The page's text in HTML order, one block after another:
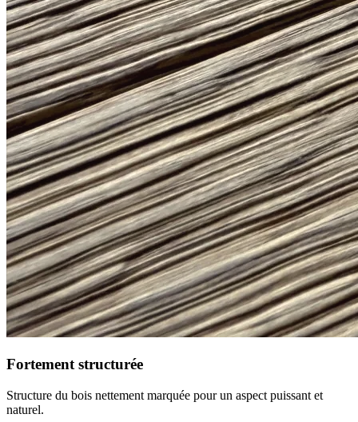
Fortement structurée
Structure du bois nettement marquée pour un aspect puissant et
naturel.